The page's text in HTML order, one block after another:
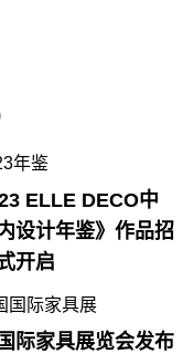
ELLE DECO中
设计年鉴》作品招
开启
际家具展览会发布